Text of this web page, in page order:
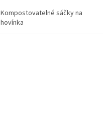
Kompostovatelné sáčky na
hovínka